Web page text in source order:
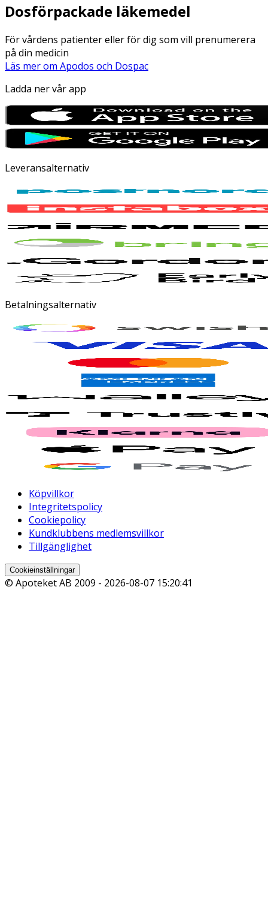
Dosförpackade läkemedel
För vårdens patienter eller för dig som vill prenumerera
på din medicin
Läs mer om Apodos och Dospac
Ladda ner vår app
Leveransalternativ
Betalningsalternativ
Köpvillkor
Integritetspolicy
Cookiepolicy
Kundklubbens medlemsvillkor
Tillgänglighet
Cookieinställningar
© Apoteket AB 2009 - 2026-08-07 15:20:41